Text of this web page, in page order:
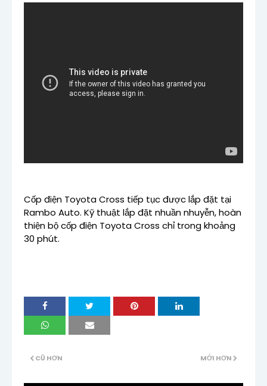
Cốp điện Toyota Cross tiếp tục được lắp đặt tại
Rambo Auto. Kỹ thuật lắp đặt nhuần nhuyễn, hoàn
thiện bộ cốp điện Toyota Cross chỉ trong khoảng
30 phút.
MỚI HƠN
CŨ HƠN